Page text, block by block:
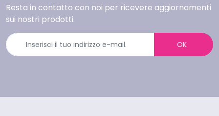
Resta in contatto con noi per ricevere aggiornamenti
sui nostri prodotti.
OK